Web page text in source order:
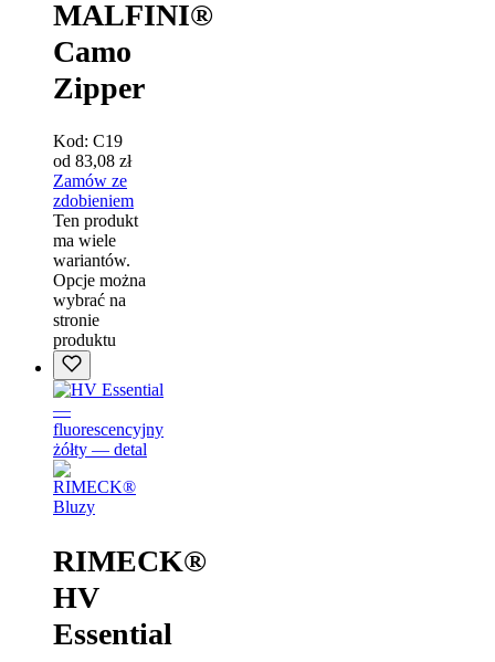
MALFINI®
Camo
Zipper
Kod: C19
od 83,08 zł
Zamów ze
zdobieniem
Ten produkt
ma wiele
wariantów.
Opcje można
wybrać na
stronie
produktu
Bluzy
RIMECK®
HV
Essential